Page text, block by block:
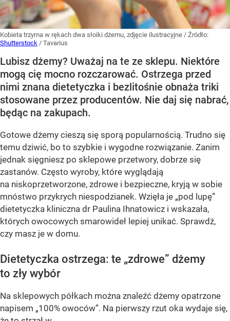
Kobieta trzyma w rękach dwa słoiki dżemu, zdjęcie ilustracyjne / Źródło:
Shutterstock / Tavarius
Lubisz dżemy? Uważaj na te ze sklepu. Niektóre
mogą cię mocno rozczarować. Ostrzega przed
nimi znana dietetyczka i bezlitośnie obnaża triki
stosowane przez producentów. Nie daj się nabrać,
będąc na zakupach.
Gotowe dżemy cieszą się sporą popularnością. Trudno się
temu dziwić, bo to szybkie i wygodne rozwiązanie. Zanim
jednak sięgniesz po sklepowe przetwory, dobrze się
zastanów. Często wyroby, które wyglądają
na niskoprzetworzone, zdrowe i bezpieczne, kryją w sobie
mnóstwo przykrych niespodzianek. Wzięła je „pod lupę”
dietetyczka kliniczna dr Paulina Ihnatowicz i wskazała,
których owocowych smarowideł lepiej unikać. Sprawdź,
czy masz je w domu.
Dietetyczka ostrzega: te „zdrowe” dżemy
to zły wybór
Na sklepowych półkach można znaleźć dżemy opatrzone
napisem „100% owoców”. Na pierwszy rzut oka wydaje się,